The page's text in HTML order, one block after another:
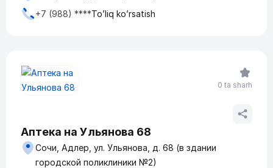
+7 (988) ****To’liq ko’rsatish
Аптека на Ульянова 68
Сочи, Адлер, ул. Ульянова, д. 68 (в здании
городской поликлиники №2)
0 ta sharh